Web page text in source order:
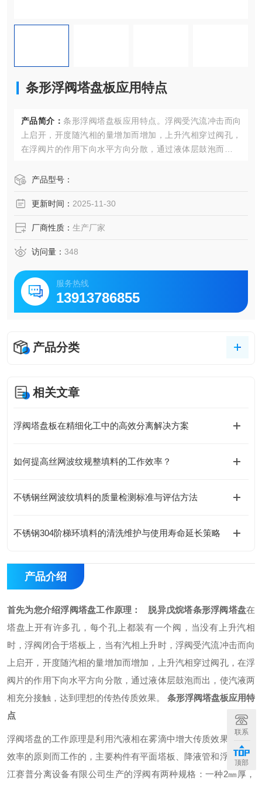
条形浮阀塔盘板应用特点
产品简介： 条形浮阀塔盘板应用特点。浮阀受汽流冲击而向
上启开，开度随汽相的量增加而增加，上升汽相穿过阀孔，
在浮阀片的作用下向水平方向分散，通过液体层鼓泡而出，
产品型号：
更新时间： 2025-11-30
厂商性质： 生产厂家
访问量： 348
服务热线
13913786855
产品分类
相关文章
​浮阀塔盘板在精细化工中的高效分离解决方案
如何提高丝网波纹规整填料的工作效率？
不锈钢丝网波纹填料的质量检测标准与评估方法
不锈钢304阶梯环填料的清洗维护与使用寿命延长策略
产品介绍
首先为您介绍浮阀塔盘工作原理： 脱异戊烷塔条形浮阀塔盘在
塔盘上开有许多孔，每个孔上都装有一个阀，当没有上升汽相
时，浮阀闭合于塔板上，当有汽相上升时，浮阀受汽流冲击而向
上启开，开度随汽相的量增加而增加，上升汽相穿过阀孔，在浮
阀片的作用下向水平方向分散，通过液体层鼓泡而出，使汽液两
相充分接触，达到理想的传热传质效果。 条形浮阀塔盘板应用特
点
浮阀塔盘的工作原理是利用汽液相在雾滴中增大传质效果，提高
效率的原则而工作的，主要构件有平面塔板、降液管和浮阀。浙
江赛普分离设备有限公司生产的浮阀有两种规格：一种2㎜厚，
联系
顶部